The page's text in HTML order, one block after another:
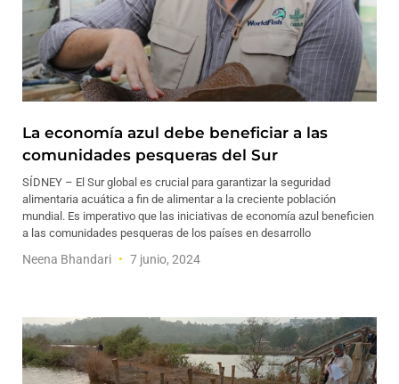
La economía azul debe beneficiar a las
comunidades pesqueras del Sur
SÍDNEY – El Sur global es crucial para garantizar la seguridad
alimentaria acuática a fin de alimentar a la creciente población
mundial. Es imperativo que las iniciativas de economía azul beneficien
a las comunidades pesqueras de los países en desarrollo
Neena Bhandari 7 junio, 2024